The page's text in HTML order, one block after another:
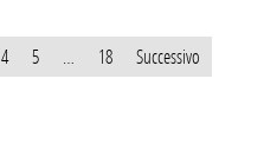
4 5 18 Successivo